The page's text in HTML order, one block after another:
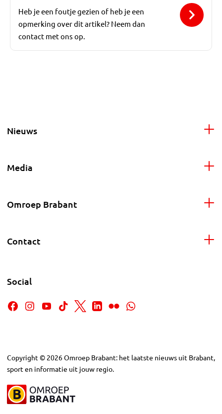
Heb je een foutje gezien of heb je een
opmerking over dit artikel? Neem dan
contact met ons op.
Nieuws
Media
Omroep Brabant
Contact
Social
Copyright © 2026Omroep Brabant: het laatste nieuws uit Brabant,
sport en informatie uit jouw regio.